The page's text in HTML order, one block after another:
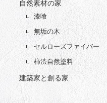
自然素材の家
漆喰
無垢の木
セルローズファイバー
柿渋自然塗料
建築家と創る家